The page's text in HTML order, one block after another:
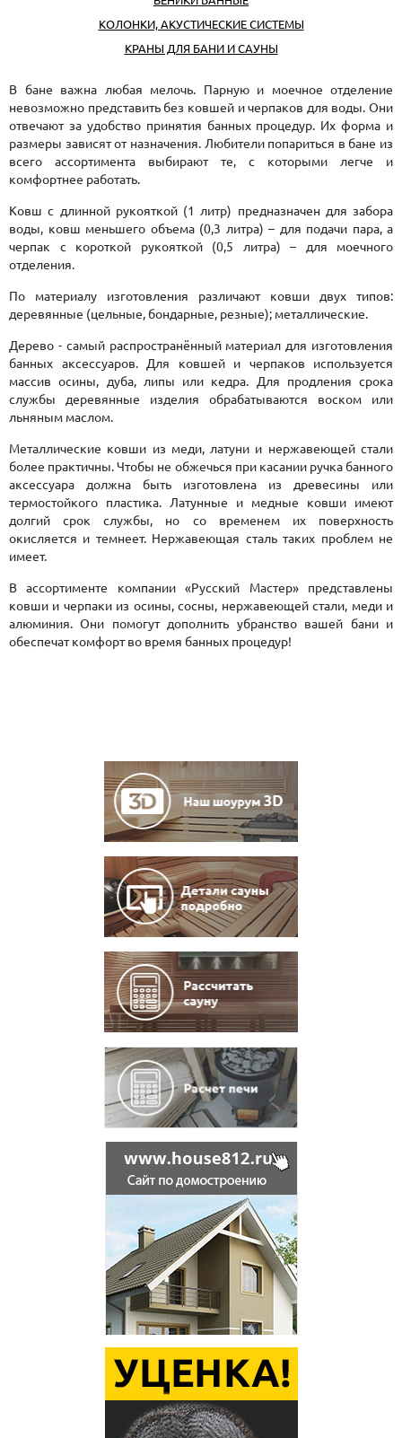
КОЛОНКИ, АКУСТИЧЕСКИЕ СИСТЕМЫ
КРАНЫ ДЛЯ БАНИ И САУНЫ
В бане важна любая мелочь. Парную и моечное отделение
невозможно представить без ковшей и черпаков для воды. Они
отвечают за удобство принятия банных процедур. Их форма и
размеры зависят от назначения. Любители попариться в бане из
всего ассортимента выбирают те, с которыми легче и
комфортнее работать.
Ковш с длинной рукояткой (1 литр) предназначен для забора
воды, ковш меньшего объема (0,3 литра) – для подачи пара, а
черпак с короткой рукояткой (0,5 литра) – для моечного
отделения.
По материалу изготовления различают ковши двух типов:
деревянные (цельные, бондарные, резные); металлические.
Дерево - самый распространённый материал для изготовления
банных аксессуаров. Для ковшей и черпаков используется
массив осины, дуба, липы или кедра. Для продления срока
службы деревянные изделия обрабатываются воском или
льняным маслом.
Металлические ковши из меди, латуни и нержавеющей стали
более практичны. Чтобы не обжечься при касании ручка банного
аксессуара должна быть изготовлена из древесины или
термостойкого пластика. Латунные и медные ковши имеют
долгий срок службы, но со временем их поверхность
окисляется и темнеет. Нержавеющая сталь таких проблем не
имеет.
В ассортименте компании «Русский Мастер» представлены
ковши и черпаки из осины, сосны, нержавеющей стали, меди и
алюминия. Они помогут дополнить убранство вашей бани и
обеспечат комфорт во время банных процедур!